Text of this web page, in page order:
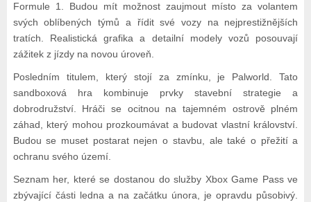
Formule 1. Budou mít možnost zaujmout místo za volantem
svých oblíbených týmů a řídit své vozy na nejprestižnějších
tratích. Realistická grafika a detailní modely vozů posouvají
zážitek z jízdy na novou úroveň.
Posledním titulem, který stojí za zmínku, je Palworld. Tato
sandboxová hra kombinuje prvky stavební strategie a
dobrodružství. Hráči se ocitnou na tajemném ostrově plném
záhad, který mohou prozkoumávat a budovat vlastní království.
Budou se muset postarat nejen o stavbu, ale také o přežití a
ochranu svého území.
Seznam her, které se dostanou do služby Xbox Game Pass ve
zbývající části ledna a na začátku února, je opravdu působivý.